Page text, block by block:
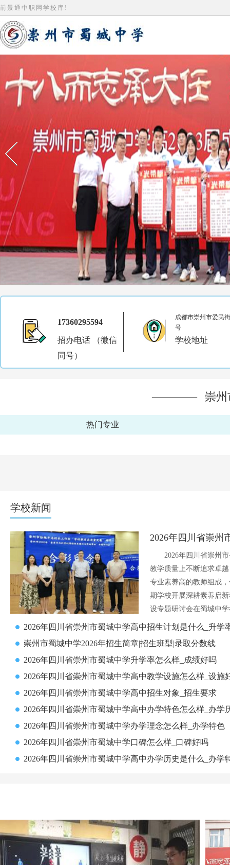
前景通中职网学校库!
17360295594
招办电话 （微信
同号）
成都市崇州市爱民
号
学校地址
———— 崇
热门专业
学校新闻
2026年四川省崇州
​2026年四川省崇州
教学质量上不断追求卓
专业素养高的教师组成
期学校开展深耕素养启
设专题研讨会在蜀城中
2026年四川省崇州市蜀城中学高中招生计划是什么_升学
崇州市蜀城中学2026年招生简章|招生班型|录取分数线
2026年四川省崇州市蜀城中学升学率怎么样_成绩好吗
2026年四川省崇州市蜀城中学高中教学设施怎么样_设施
2026年四川省崇州市蜀城中学高中招生对象_招生要求
2026年四川省崇州市蜀城中学高中办学特色怎么样_办学
2026年四川省崇州市蜀城中学办学理念怎么样_办学特色
2026年四川省崇州市蜀城中学口碑怎么样_口碑好吗
2026年四川省崇州市蜀城中学高中办学历史是什么_办学